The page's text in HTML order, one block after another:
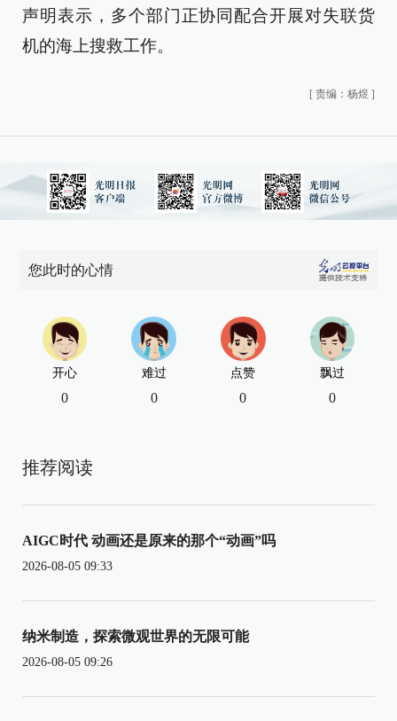
声明表示，多个部门正协同配合开展对失联货
机的海上搜救工作。
[ 责编：杨煜 ]
您此时的心情
开心
0
难过
0
点赞
0
飘过
0
推荐阅读
AIGC时代 动画还是原来的那个“动画”吗
2026-08-05 09:33
纳米制造，探索微观世界的无限可能
2026-08-05 09:26